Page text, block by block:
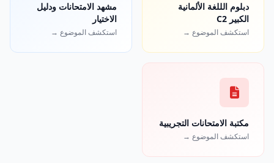
دبلوم الللغة الألمانية
الكبير C2
استكشف الموضوع →
مشهد الامتحانات ودليل
الاختيار
استكشف الموضوع →
مكتبة الامتحانات التجريبية
استكشف الموضوع →